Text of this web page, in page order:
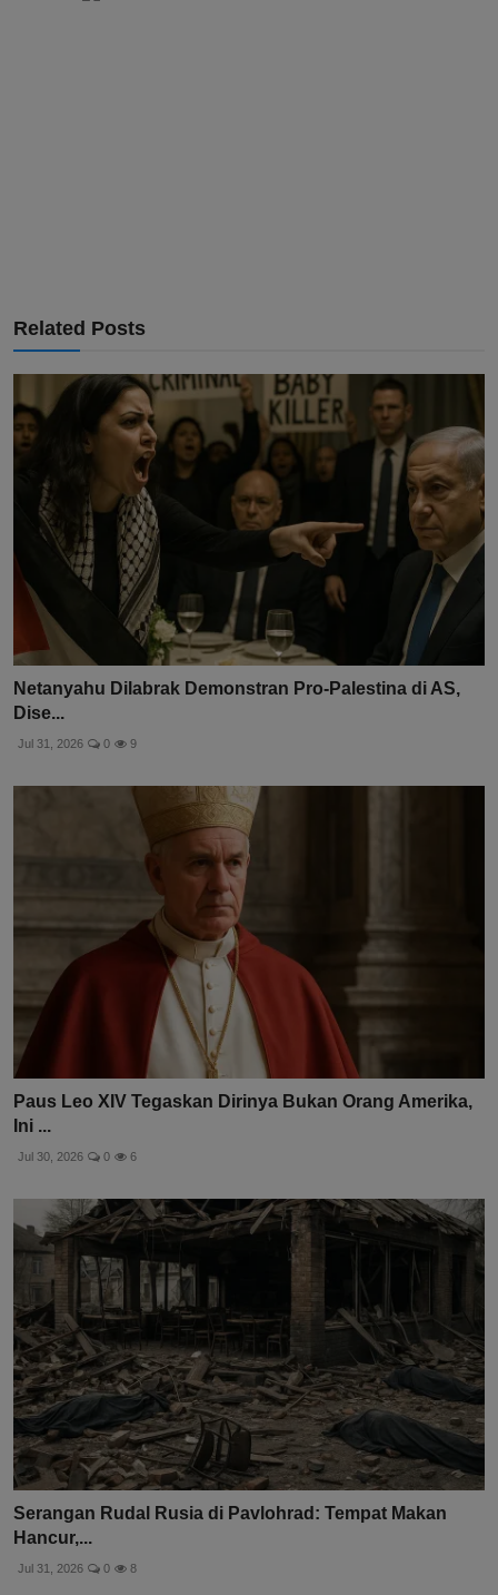
Related Posts
Netanyahu Dilabrak Demonstran Pro-Palestina di AS,
Dise...
Jul 31, 2026 0 9
Paus Leo XIV Tegaskan Dirinya Bukan Orang Amerika,
Ini ...
Jul 30, 2026 0 6
Serangan Rudal Rusia di Pavlohrad: Tempat Makan
Hancur,...
Jul 31, 2026 0 8